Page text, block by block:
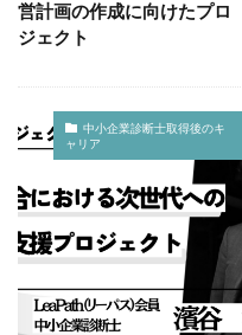
営計画の作成に向けたプロ
ジェクト
中小企業診断士取得後のキ
ャリア